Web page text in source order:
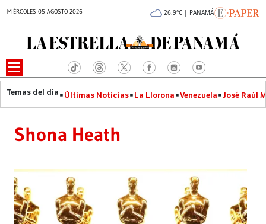
MIÉRCOLES 05 AGOSTO 2026 26.9°C | PANAMÁ
Últimas Noticias La Llorona Venezuela José Raúl
Shona Heath